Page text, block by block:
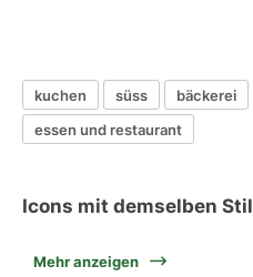
kuchen süss bäckerei
essen und restaurant
Icons mit demselben
Mehr anzeigen